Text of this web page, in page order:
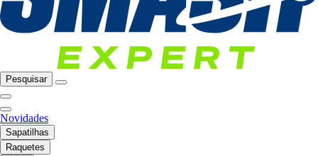
Pesquisar
Novidades
Sapatilhas
Raquetes